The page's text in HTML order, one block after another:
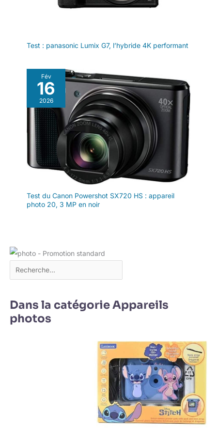
Test : panasonic Lumix G7, l’hybride 4K performant
Fév
16
2026
Test du Canon Powershot SX720 HS : appareil
photo 20, 3 MP en noir
Dans la catégorie Appareils
photos